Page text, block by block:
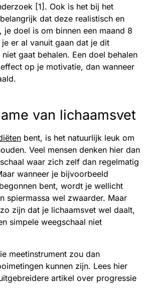
[1]. Ook is het bij het
dat deze realistisch en
je doel is om binnen een maand 8
er al vanuit gaan dat je dit
gaat behalen. Een doel behalen
op je motivatie, dan wanneer
van lichaamsvet
bent, is het natuurlijk leuk om
Veel mensen denken hier dan
waar zich zelf dan regelmatig
wanneer je bijvoorbeeld
bent, wordt je wellicht
spiermassa wel zwaarder. Maar
zijn dat je lichaamsvet wel daalt,
simpele weegschaal niet
meetinstrument zou dan
kunnen zijn. Lees hier
artikel over progressie